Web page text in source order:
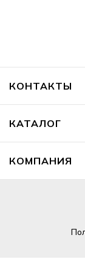
КОНТАКТЫ
КАТАЛОГ
КОМПАНИЯ